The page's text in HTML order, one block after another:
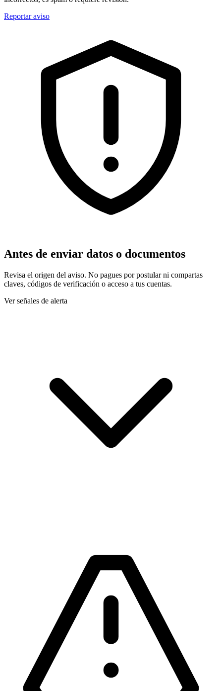
Reportar aviso
Antes de enviar datos o documentos
Revisa el origen del aviso. No pagues por postular ni compartas
claves, códigos de verificación o acceso a tus cuentas.
Ver señales de alerta